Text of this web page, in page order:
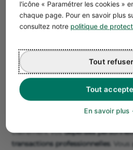
l'icône « Paramétrer les cookies »
chaque page. Pour en savoir plus
consultez notre politique de
Tout
Tout refuser
En savoir plus
Étape 3 : ouvrir un compte
En tant que webdesigner, vous
factures à émettre et des
compte bancaire professionnel
Le compte pro est particulièrement
webdesigners qui cherchent une
indépendant
Ce n’est pas obligatoire dès le
entrepreneurs, mais un compte
clairement vosdépenses
transactions professionnelles .